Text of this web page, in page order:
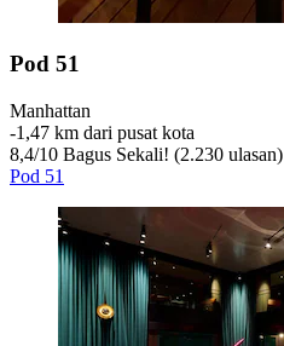
Pod 51
Manhattan
‐1,47 km dari pusat kota
8,4/10 Bagus Sekali! (2.230 ulasan)
Pod 51